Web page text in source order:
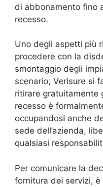
di abbonamento fino
recesso.
Uno degli aspetti più
procedere con la
smontaggio degli
scenario, Verisure si
ritirare gratuitamente
recesso è
occupandosi anche
sede dell’azienda,
qualsiasi
Per comunicare la
fornitura dei servizi,